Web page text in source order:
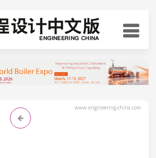
www.engineering-china.com